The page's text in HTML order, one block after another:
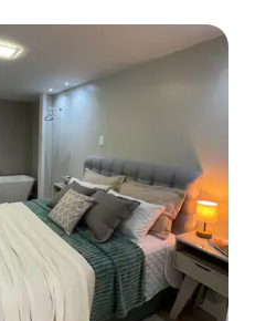
„Odabrali gosti”